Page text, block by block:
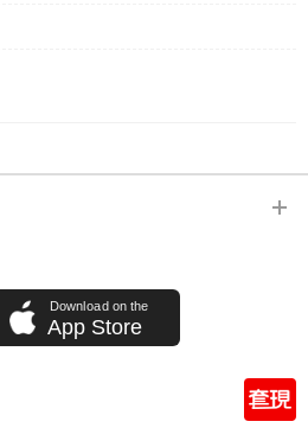
Download on the
App Store